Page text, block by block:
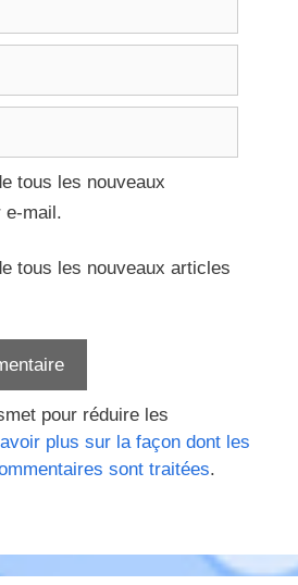
tous les nouveaux
e-mail.
tous les nouveaux articles
pour réduire les
plus sur la façon dont les
sont traitées.